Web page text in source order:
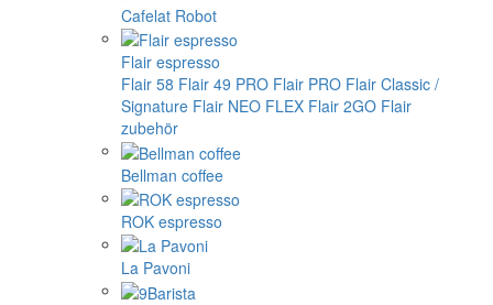
Cafelat Robot
Flair espresso
Flair 58 Flair 49 PRO Flair PRO Flair Classic /
Signature Flair NEO FLEX Flair 2GO Flair
zubehör
Bellman coffee
ROK espresso
La Pavoni